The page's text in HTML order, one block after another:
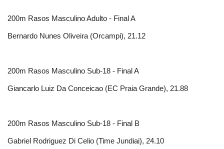
200m Rasos Masculino Adulto - Final A
Bernardo Nunes Oliveira (Orcampi), 21.12
200m Rasos Masculino Sub-18 - Final A
Giancarlo Luiz Da Conceicao (EC Praia Grande), 21.88
200m Rasos Masculino Sub-18 - Final B
Gabriel Rodriguez Di Celio (Time Jundiai), 24.10